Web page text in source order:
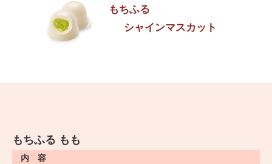
もちふる
シャインマスカット
もちふる もも
内 容